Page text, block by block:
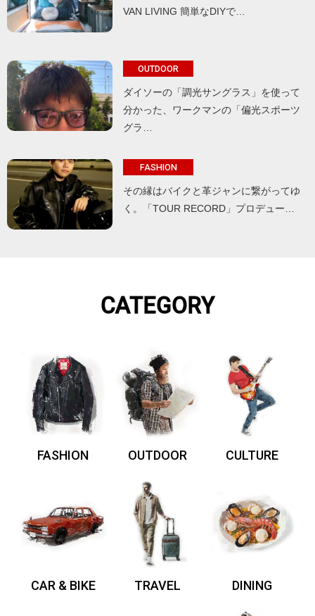
VAN LIVING 簡単なDIYで…
OUTDOOR
ダイソーの「調光サングラス」を使って
分かった、ワークマンの「偏光スポーツ
グラ…
FASHION
その縁はバイクと革ジャンに繋がってゆ
く。「TOUR RECORD」プロデュー…
CATEGORY
FASHION OUTDOOR CULTURE
CAR & BIKE TRAVEL DINING